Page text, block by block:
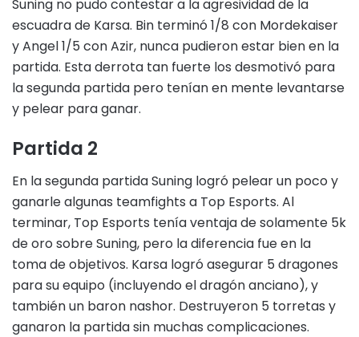
Suning no pudo contestar a la agresividad de la
escuadra de Karsa. Bin terminó 1/8 con Mordekaiser
y Angel 1/5 con Azir, nunca pudieron estar bien en la
partida. Esta derrota tan fuerte los desmotivó para
la segunda partida pero tenían en mente levantarse
y pelear para ganar.
Partida 2
En la segunda partida Suning logró pelear un poco y
ganarle algunas teamfights a Top Esports. Al
terminar, Top Esports tenía ventaja de solamente 5k
de oro sobre Suning, pero la diferencia fue en la
toma de objetivos. Karsa logró asegurar 5 dragones
para su equipo (incluyendo el dragón anciano), y
también un baron nashor. Destruyeron 5 torretas y
ganaron la partida sin muchas complicaciones.